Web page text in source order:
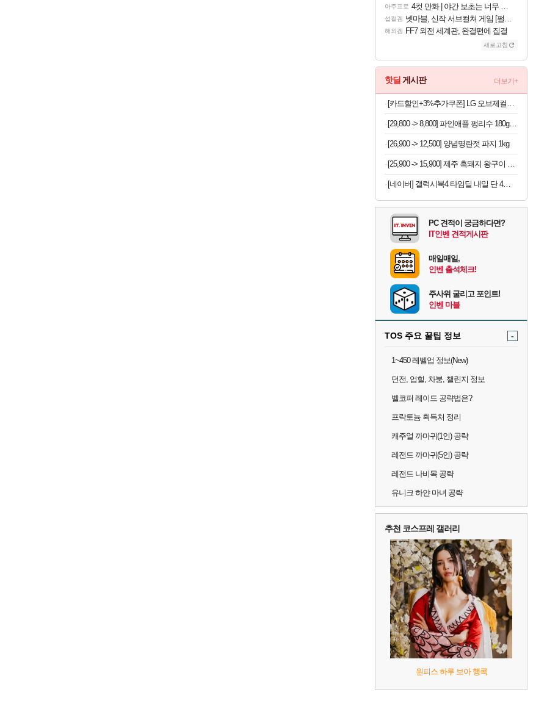
아주프로 4컷 만화 | 야간 보초는 너무 힘들어
섭컬겜 넷마블, 신작 서브컬쳐 게임 [펄 인 블루] 티저 사이트 오픈
해외겜 FF7 외전 세계관, 완결편에 집결
새로고침
핫딜 게시판 더보기+
[카드할인+3%추가쿠폰] LG 오브제컬렉션 스타일러 SC5MBR42S 의류관리기
[29,800 -> 8,800] 파인애플 펑리수 180g x 2박스
[26,900 -> 12,500] 양념명란젓 파지 1kg
[25,900 -> 15,900] 제주 흑돼지 왕구이 1.2kg x 2개
[네이버] 갤럭시북4 타임딜 내일 단 4시간 타임딜 특가 진행!
PC 견적이 궁금하다면?
IT인벤 견적게시판
매일매일,
인벤 출석체크!
주사위 굴리고 포인트!
인벤 마블
TOS 주요 꿀팁 정보 -
1~450 레벨업 정보(New)
던전, 업힐, 차붕, 챌린지 정보
벨코퍼 레이드 공략법은?
프락토늄 획득처 정리
캐주얼 까마귀(1인) 공략
레전드 까마귀(5인) 공략
레전드 나비목 공략
유니크 하얀 마녀 공략
추천 코스프레 갤러리
원피스 하루 보아 행콕